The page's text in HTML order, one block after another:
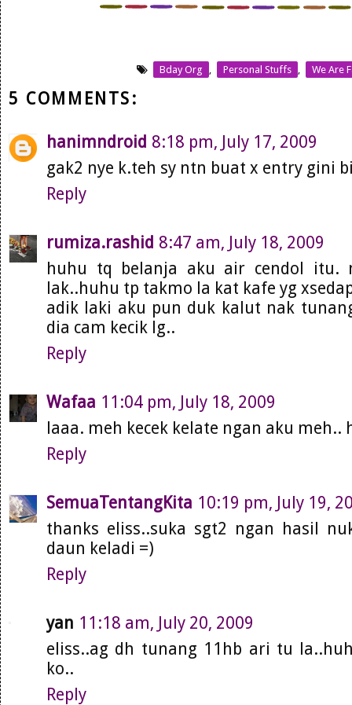
Bday Org Personal Stuffs We Are
5 COMMENTS:
hanimndroid 8:18 pm, July 17, 2009
gak2 nye k.teh sy ntn buat x entry gini
Reply
rumiza.rashid 8:47 am, July 18, 2009
huhu tq belanja aku air cendol itu.
lak..huhu tp takmo la kat kafe yg
adik laki aku pun duk kalut nak
dia cam kecik lg..
Reply
Wafaa 11:04 pm, July 18, 2009
laaa. meh kecek kelate ngan aku meh..
Reply
SemuaTentangKita 10:19 pm, July 19,
thanks eliss..suka sgt2 ngan hasil
daun keladi =)
Reply
yan 11:18 am, July 20, 2009
eliss..ag dh tunang 11hb ari tu
ko..
Reply